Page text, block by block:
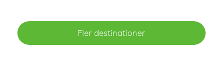
Fler destinationer